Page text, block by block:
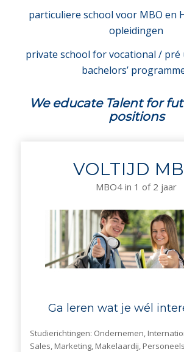
particuliere school voor MBO en
opleidingen
private school for vocational / pré
bachelors’
We educate Talent for
positions
VOLTIJD
MBO4 in 1 of 2 jaar
Ga leren wat je wél
Studierichtingen: Ondernemen,
Sales, Marketing, Makelaardij,